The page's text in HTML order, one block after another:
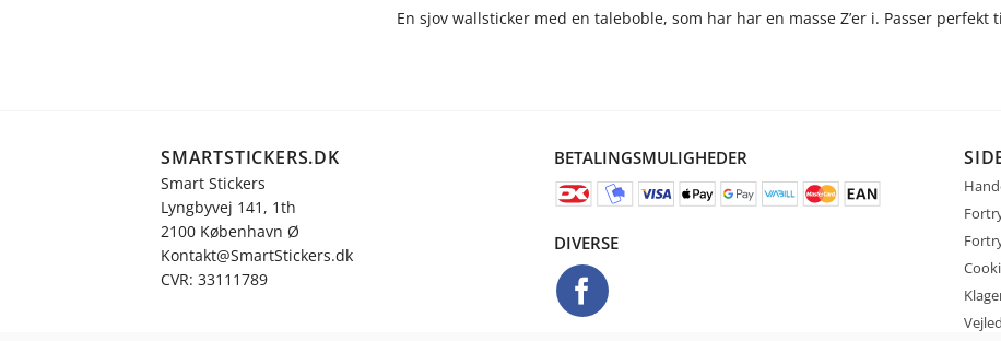
En sjov wallsticker med en taleboble, som har har en masse Z’er i. Passer perfekt
SMARTSTICKERS.DK
Smart Stickers
Lyngbyvej 141, 1th
2100 København Ø
Kontakt@SmartStickers.dk
CVR: 33111789
BETALINGSMULIGHEDER
DIVERSE